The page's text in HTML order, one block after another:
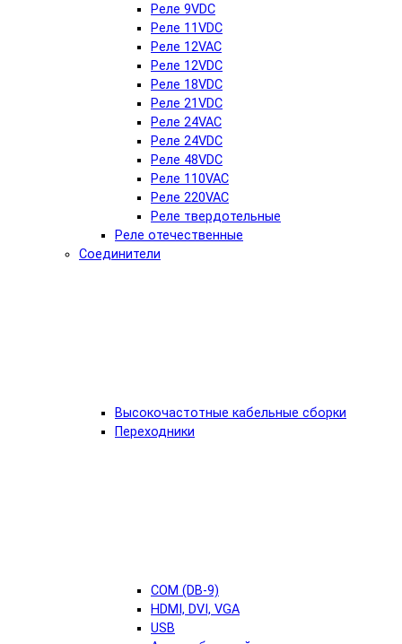
Реле 9VDC
Реле 11VDC
Реле 12VAC
Реле 12VDC
Реле 18VDC
Реле 21VDC
Реле 24VAC
Реле 24VDC
Реле 48VDC
Реле 110VAC
Реле 220VAC
Реле твердотельные
Реле отечественные
Соединители
Высокочастотные кабельные сборки
Переходники
COM (DB-9)
HDMI, DVI, VGA
USB